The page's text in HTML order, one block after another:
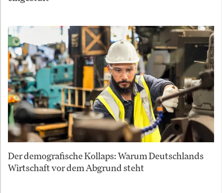
Der demografische Kollaps: Warum Deutschlands
Wirtschaft vor dem Abgrund steht